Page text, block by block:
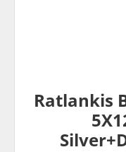
Ratlankis